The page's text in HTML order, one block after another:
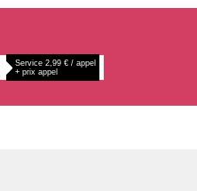
Service 2,99 € / appel
+ prix appel